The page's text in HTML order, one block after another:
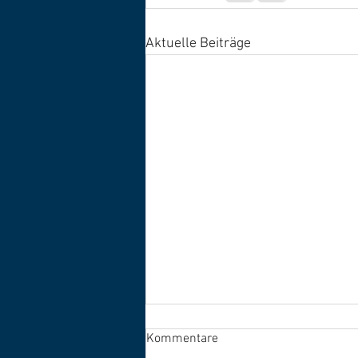
Aktuelle Beiträge
Grace ist tragend
Kommentare